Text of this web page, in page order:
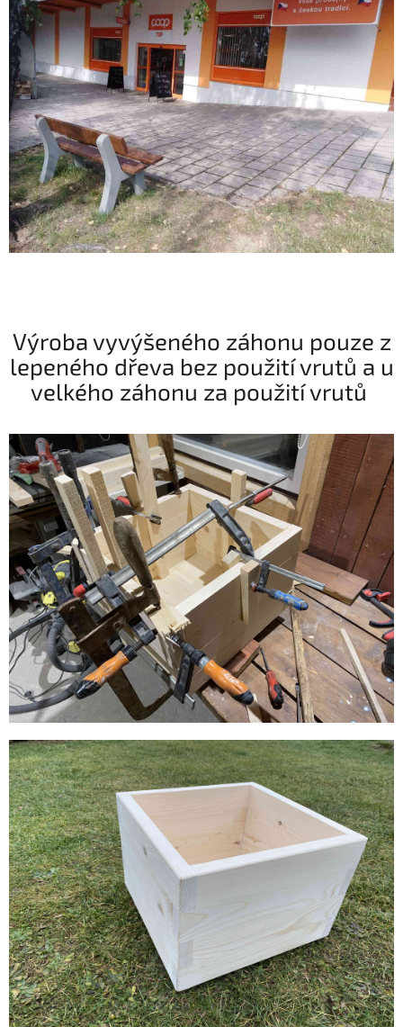
Výroba vyvýšeného záhonu pouze z
lepeného dřeva bez použití vrutů a u
velkého záhonu za použití vrutů